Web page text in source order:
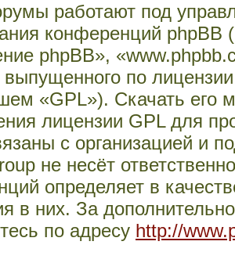
работают под
конференций
phpBB»,
выпущенного по
«GPL»). Скачать его
лицензии GPL для
с организацией и
не несёт
определяет в
в них. За
по адресу http://